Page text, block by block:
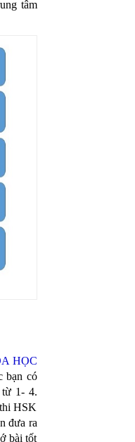
tâm
HỌC
bạn có
1- 4.
HSK
đưa ra
bài tốt